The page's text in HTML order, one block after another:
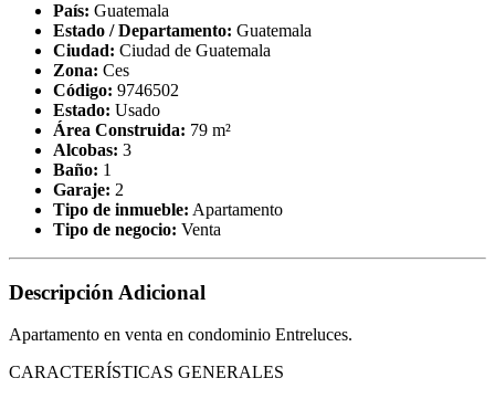
País: Guatemala
Estado / Departamento: Guatemala
Ciudad: Ciudad de Guatemala
Zona: Ces
Código: 9746502
Estado: Usado
Área Construida: 79 m²
Alcobas: 3
Baño: 1
Garaje: 2
Tipo de inmueble: Apartamento
Tipo de negocio: Venta
Descripción Adicional
Apartamento en venta en condominio Entreluces.
CARACTERÍSTICAS GENERALES